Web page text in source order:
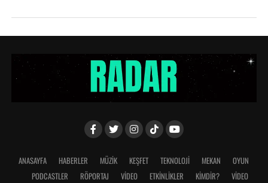
ANASAYFA HABERLER MÜZİK KEŞFET TEKNOLOJİ MEKAN
OYUN
PODCASTLER
RÖPORTAJ VİDEO ETKİNLİKLER KİMDİR? VIDEO